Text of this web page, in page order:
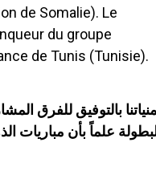
de Somalie). Le
du groupe
de Tunis (Tunisie).
بالتوفيق للفرق
علماً بأن مباريات